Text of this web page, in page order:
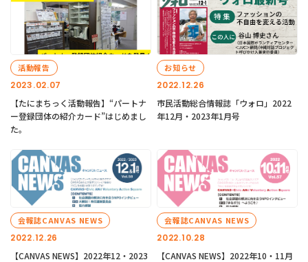
2023.02.07
活動報告
【たにまちっく活動報告】“パートナ
ー登録団体の紹介カード”はじめまし
た。
2022.12.26
お知らせ
市民活動総合情報誌「ウォロ」2022
年12月・2023年1月号
2022.12.26
会報誌CANVAS NEWS
【CANVAS NEWS】2022年12・2023
2022.10.28
会報誌CANVAS NEWS
【CANVAS NEWS】2022年10・11月